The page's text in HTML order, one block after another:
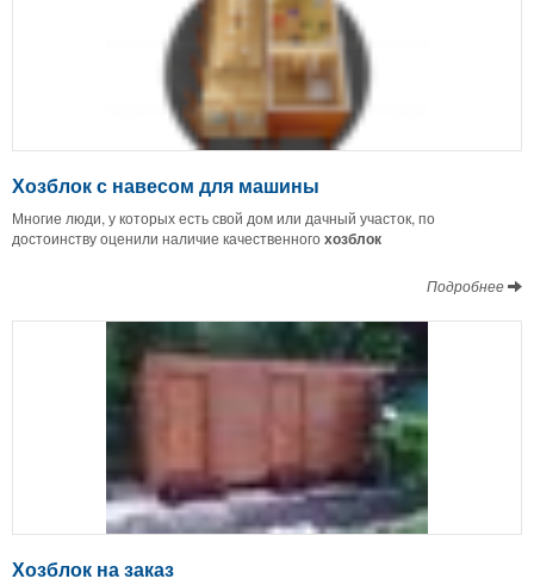
Хозблок с навесом для машины
Многие люди, у которых есть свой дом или дачный участок, по
достоинству оценили наличие качественногохозблок
Подробнее
Хозблок на заказ